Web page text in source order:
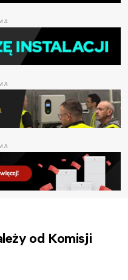
od Komisji